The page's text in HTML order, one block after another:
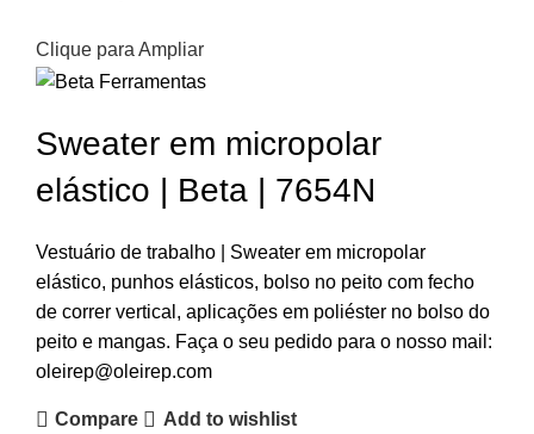
Clique para Ampliar
Sweater em micropolar
elástico | Beta | 7654N
Vestuário de trabalho | Sweater em micropolar
elástico, punhos elásticos, bolso no peito com fecho
de correr vertical, aplicações em poliéster no bolso do
peito e mangas. Faça o seu pedido para o nosso mail:
oleirep@oleirep.com
Compare Add to wishlist